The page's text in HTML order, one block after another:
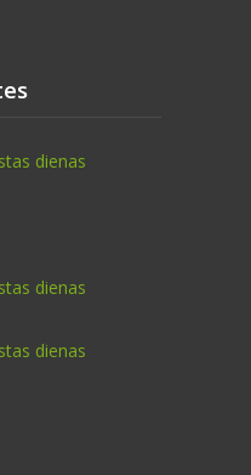
dienas
dienas
dienas